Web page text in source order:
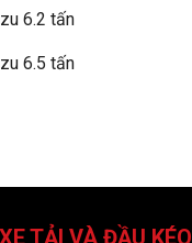
6.2 tấn
6.5 tấn
XE TẢI VÀ ĐẦU KÉO